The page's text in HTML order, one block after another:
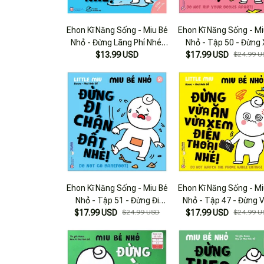
Ehon Kĩ Năng Sống - Miu Bé
Nhỏ - Đừng Lãng Phí Nhé!
(từ 1 - 6 Tuổi)
$13.99 USD
Ehon Kĩ Năng Sống -
Nhỏ - Tập 50 - Đừng
Sách Nhé!
$17.99 USD $24.99
Ehon Kĩ Năng Sống - Miu Bé
Nhỏ - Tập 51 - Đừng Đi
Chân Đất Nhé!
$17.99 USD $24.99 USD
Ehon Kĩ Năng Sống -
Nhỏ - Tập 47 - Đừng
Ăn Vừa Xem Điện
$17.99 USD $24.99